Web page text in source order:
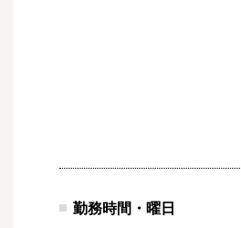
勤務時間・曜日